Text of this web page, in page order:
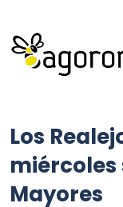
Los
miércoles
Mayores